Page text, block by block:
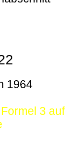
1964
3 auf